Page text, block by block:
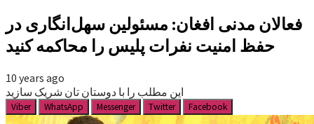
فعالان مدنی افغان: مسئولین سهل‌انگاری در
حفظ امنیت نفرات پلیس را محاکمه کنید
10 years ago
این مطلب را با دوستان تان شریک سازید
Viber WhatsApp Messenger Twitter Facebook